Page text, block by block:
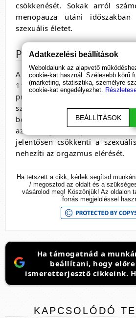
csökkenését. Sokak arról
menopauza utáni
szexuális életet.
Progeszteron
A progeszteront a petefészek
11 nappal az ovuláció után.
progeszteron szintén
szexuális vágyat. Az emlőrák
befolyásolhatja a
az ösztrogén szintjét is. Ezen
jelentősen csökkenti a
nehezíti az orgazmus elérését.
Ha tetszett a cikk, kérlek segítsd
/ megosztod az oldalt és a
vásárolod meg! Köszönjük! Az oldalon
forrás megjelöléssel
Ha támogatnád a
beállítani, hogy
ismeretterjesztő cikkeink.
KAPCSOLÓDÓ
Adatkezelési beállítások
Weboldalunk az alapvető
cookie-kat használ. Szélesebb körű
(marketing, statisztika, személyre
cookie-kat engedélyezhet.
BEÁLLÍTÁSOK